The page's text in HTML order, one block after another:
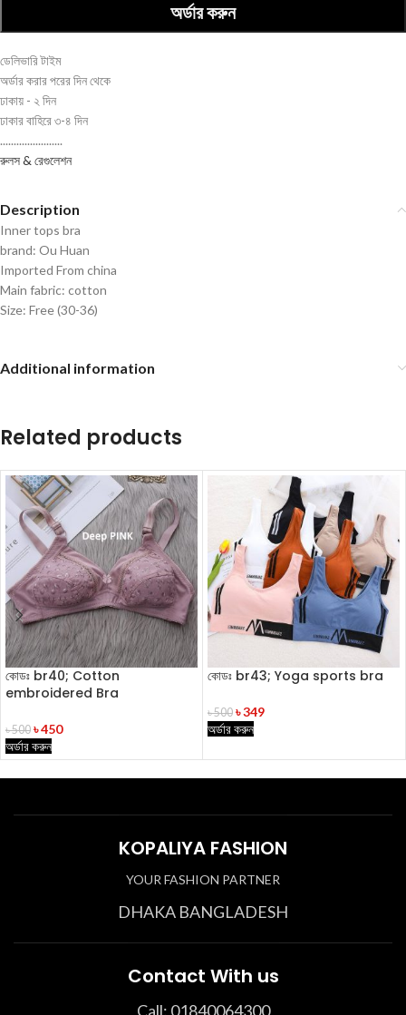
অর্ডার করুন
ডেলিভারি টাইম
অর্ডার করার পরের দিন থেকে
ঢাকায় - ২ দিন
ঢাকার বাহিরে ৩-৪ দিন
.......................
রুলস & রেগুলেশন
Description
Inner tops bra
brand: Ou Huan
Imported From china
Main fabric: cotton
Size: Free (30-36)
Additional information
Related products
কোডঃ br40; Cotton
embroidered Bra
৳500 ৳450
অর্ডার করুন
কোডঃ br43; Yoga sports bra
৳500 ৳349
অর্ডার করুন
KOPALIYA FASHION
YOUR FASHION PARTNER
DHAKA BANGLADESH
Contact With us
Call: 01840064300